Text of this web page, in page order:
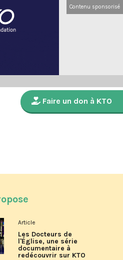
Contenu sponsorisé
Faire un don à KTO
Article
Les Docteurs de
l'Église, une série
documentaire à
redécouvrir sur KTO